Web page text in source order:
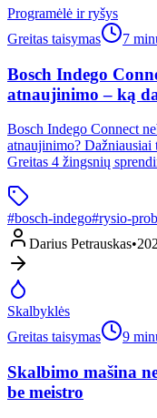
Programėlė ir ryšys
Greitas taisymas
7
Bosch Indego
atnaujinimo – ką
Bosch Indego Connect
atnaujinimo? Dažniausiai
Greitas 4 žingsnių
#bosch-indego#rysio-
Darius Petrauskas•
Skalbyklės
Greitas taisymas
9
Skalbimo mašina
be meistro